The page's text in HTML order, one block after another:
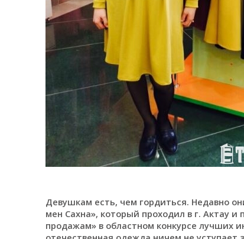
Девушкам есть, чем гордиться. Недавно
мен Сахна», который проходил в г. Актау
продажам» в областном конкурсе лучших